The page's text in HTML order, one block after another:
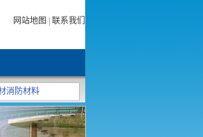
网站地图 联系我们
消防材料